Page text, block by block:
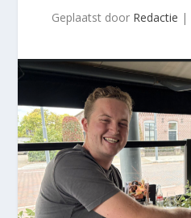
Geplaatst door Redactie |